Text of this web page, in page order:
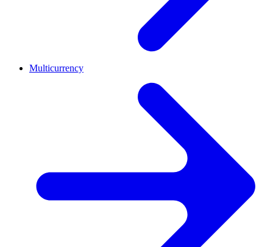
Multicurrency